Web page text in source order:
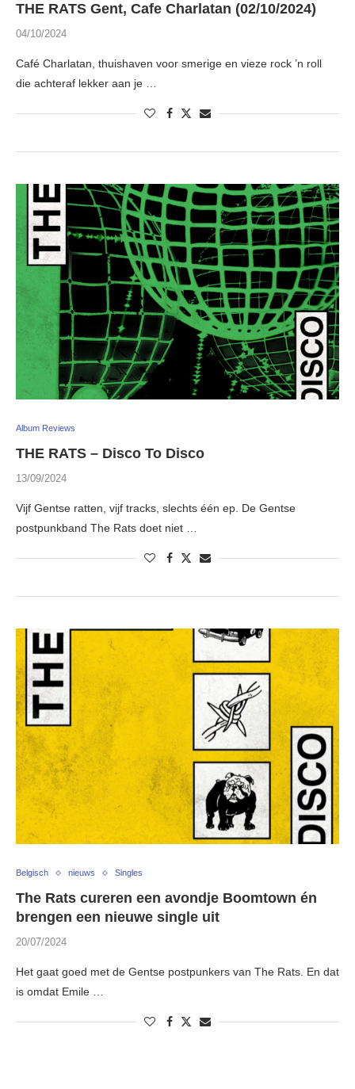
THE RATS Gent, Cafe Charlatan (02/10/2024)
04/10/2024
Café Charlatan, thuishaven voor smerige en vieze rock ’n roll
die achteraf lekker aan je …
Album Reviews
THE RATS – Disco To Disco
13/09/2024
Vijf Gentse ratten, vijf tracks, slechts één ep. De Gentse
postpunkband The Rats doet niet …
Belgisch nieuws Singles
The Rats cureren een avondje Boomtown én
brengen een nieuwe single uit
20/07/2024
Het gaat goed met de Gentse postpunkers van The Rats. En dat
is omdat Emile …